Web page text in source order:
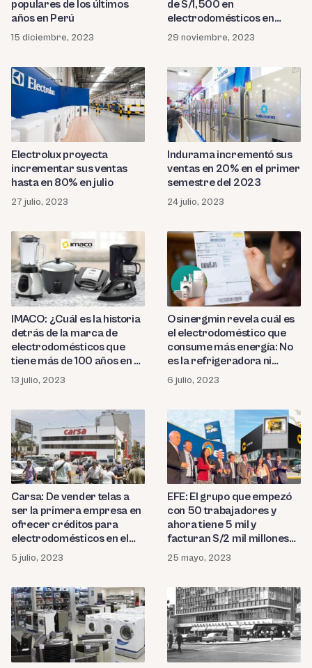
populares de los últimos
años en Perú
15 diciembre, 2023
de S/1,500 en
electrodomésticos en
Navidad
29 noviembre, 2023
Electrolux proyecta
incrementar sus ventas
hasta en 80% en julio
27 julio, 2023
Indurama incrementó sus
ventas en 20% en el primer
semestre del 2023
24 julio, 2023
IMACO: ¿Cuál es la historia
detrás de la marca de
electrodomésticos que
tiene más de 100 años en el
Perú?
13 julio, 2023
Osinergmin revela cuál es
el electrodoméstico que
consume más energía: No
es la refrigeradora ni
lavadora
6 julio, 2023
Carsa: De vender telas a
ser la primera empresa en
ofrecer créditos para
electrodomésticos en el
Perú
5 julio, 2023
EFE: El grupo que empezó
con 50 trabajadores y
ahora tiene 5 mil y
facturan S/2 mil millones
anuales
25 mayo, 2023